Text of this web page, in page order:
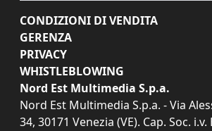
CONDIZIONI DI VENDITA
GERENZA
PRIVACY
WHISTLEBLOWING
Nord Est Multimedia S.p.a.
Nord Est Multimedia S.p.a. - Via
34, 30171 Venezia (VE). Cap. Soc. i.v.